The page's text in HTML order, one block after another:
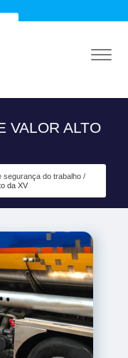
VALOR ALTO
segurança do trabalho
da XV